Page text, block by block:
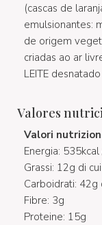
(cascas de
emulsionantes:
de origem
criadas ao ar
LEITE
Valores
Valori
Energia:
Grassi: 12g di
Carboidrati: 42g
Fibre: 3g
Proteine: 15g